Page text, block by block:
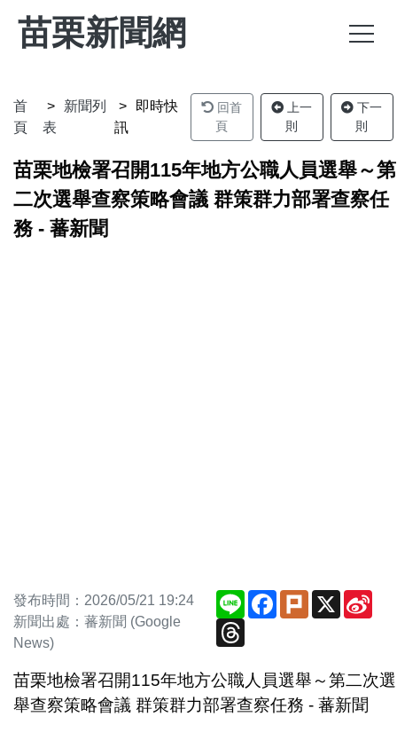
苗栗新聞網
首
頁
新聞列
表
即時快
訊
回首
頁
上一
則
下一
則
苗栗地檢署召開115年地方公職人員選舉～第
二次選舉查察策略會議 群策群力部署查察任
務 - 蕃新聞
發布時間：2026/05/21 19:24
新聞出處：蕃新聞 (Google
News)
Line Facebook
Plurk X
苗栗地檢署召開115年地方公職人員選舉～第二次選
舉查察策略會議 群策群力部署查察任務 - 蕃新聞